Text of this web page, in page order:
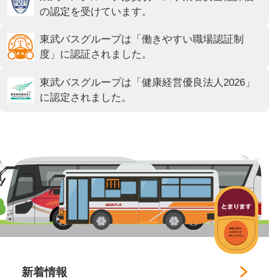
の認定を受けています。
東武バスグループは「働きやすい職場認証制
度」に認証されました。
東武バスグループは「健康経営優良法人2026」
に認定されました。
新着情報